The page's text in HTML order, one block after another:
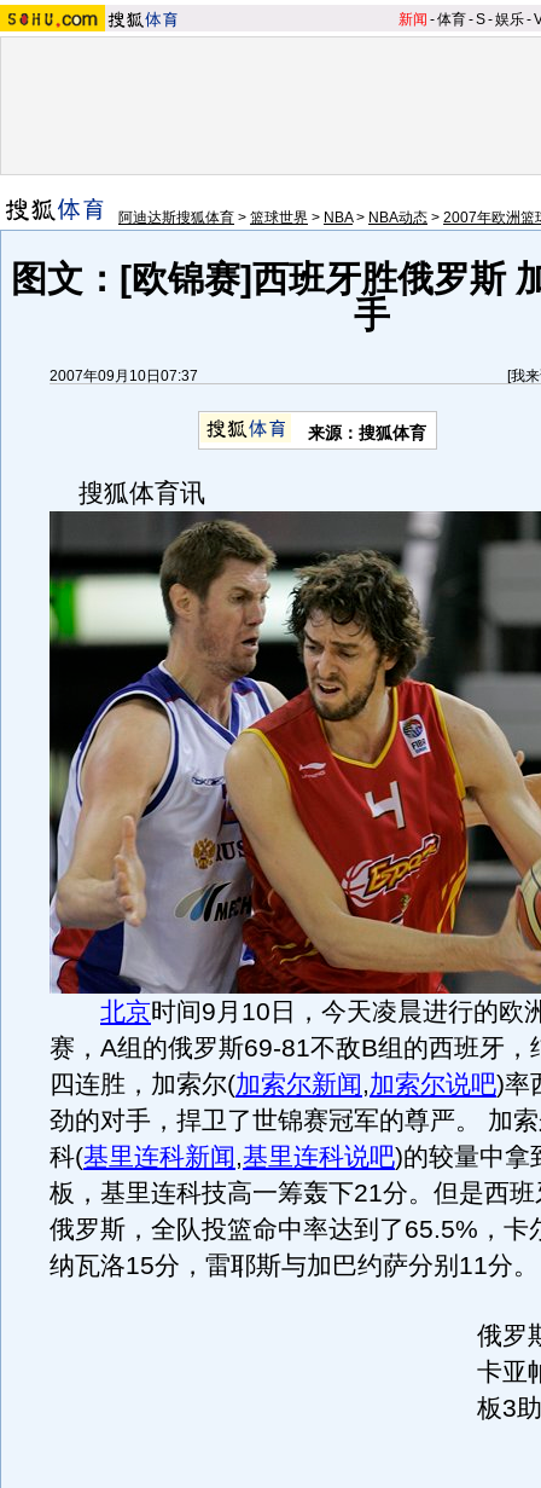
新闻 -体育-S-娱乐-
阿迪达斯搜狐体育 > 篮球世界 > NBA> NBA动态 > 2007年欧洲篮
图文：[欧锦赛]西班牙胜俄罗斯
手
2007年09月10日07:37 [我
来源：搜狐体育
搜狐体育讯
北京时间9月10日，今天凌晨进行的欧
赛，A组的俄罗斯69-81不敌B组的西班牙，
四连胜，加索尔(加索尔新闻,加索尔说吧)率
劲的对手，捍卫了世锦赛冠军的尊严。 加
科(基里连科新闻,基里连科说吧)的较量中拿
板，基里连科技高一筹轰下21分。但是西
俄罗斯，全队投篮命中率达到了65.5%，卡
纳瓦洛15分，雷耶斯与加巴约萨分别11分。
俄罗
卡亚
板3